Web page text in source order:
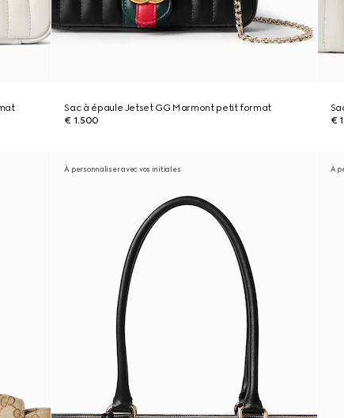
Sac à épaule Jetset GG Marmont petit format
€ 1.500
€
À personnaliser avec vos initiales À